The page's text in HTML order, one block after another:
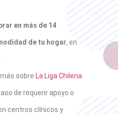
en más de 14
de tu hogar, en
sobre La Liga Chilena
de requerir apoyo o
centros clínicos y